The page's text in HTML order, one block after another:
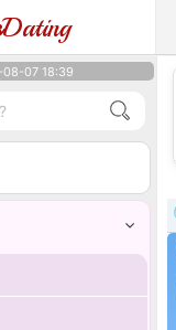
Dating
07 18:39